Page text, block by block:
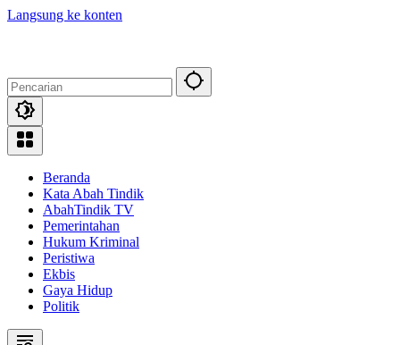
Langsung ke konten
Beranda
Kata Abah Tindik
AbahTindik TV
Pemerintahan
Hukum Kriminal
Peristiwa
Ekbis
Gaya Hidup
Politik